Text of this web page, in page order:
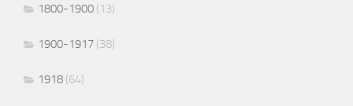
1800-1900 (13)
1900-1917 (38)
1918 (64)